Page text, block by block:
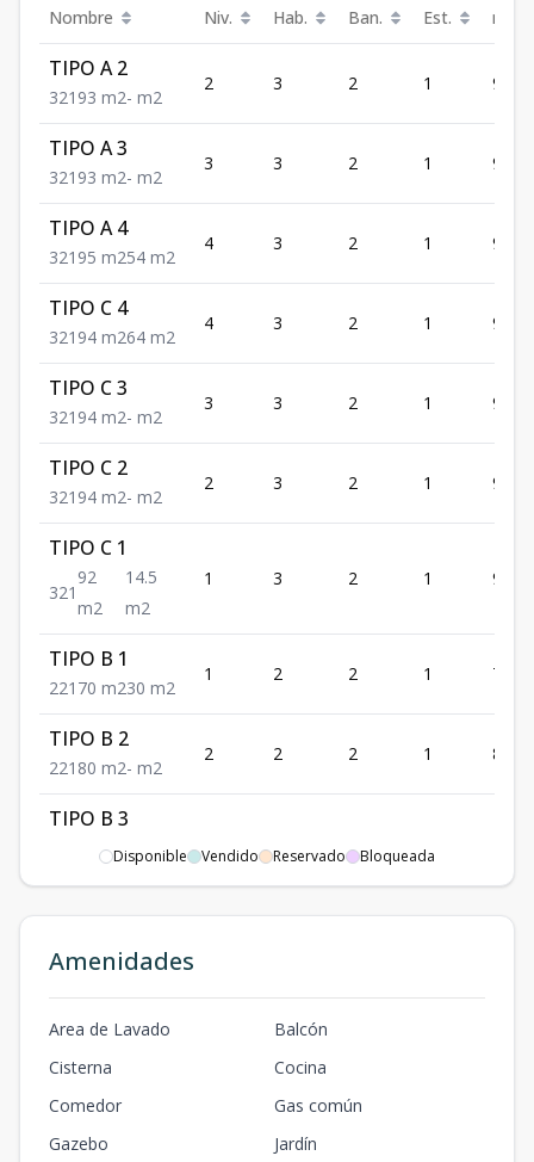
Nombre Niv. Hab. Ban. Est. m²
TIPO A 2
321 93 m2- m2
2 3 2 1 93
TIPO A 3
321 93 m2- m2
3 3 2 1 93
TIPO A 4
321 95 m254 m2
4 3 2 1 95
TIPO C 4
321 94 m264 m2
4 3 2 1 94
TIPO C 3
321 94 m2- m2
3 3 2 1 94
TIPO C 2
321 94 m2- m2
2 3 2 1 94
TIPO C 1
321
92
m2
14.5
m2
1 3 2 1 92
TIPO B 1
221 70 m230 m2
1 2 2 1 70
TIPO B 2
221 80 m2- m2
2 2 2 1 80
TIPO B 3
m2-m2
4 2 2 1 72
TIPO A 1
1 3 2 1
Disponible Vendido Reservado Bloqueada
Amenidades
Area de Lavado
Balcón
Cisterna
Cocina
Comedor
Gas común
Gazebo
Jardín